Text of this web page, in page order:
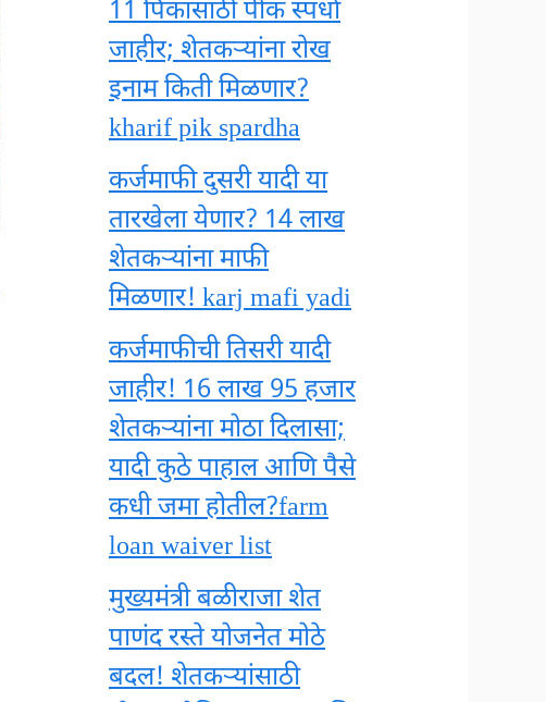
11 पिकांसाठी पीक स्पर्धा
जाहीर; शेतकऱ्यांना रोख
इनाम किती मिळणार?
kharif pik spardha
कर्जमाफी दुसरी यादी या
तारखेला येणार? 14 लाख
शेतकऱ्यांना माफी
मिळणार! karj mafi yadi
कर्जमाफीची तिसरी यादी
जाहीर! 16 लाख 95 हजार
शेतकऱ्यांना मोठा दिलासा;
यादी कुठे पाहाल आणि पैसे
कधी जमा होतील?farm
loan waiver list
मुख्यमंत्री बळीराजा शेत
पाणंद रस्ते योजनेत मोठे
बदल! शेतकऱ्यांसाठी